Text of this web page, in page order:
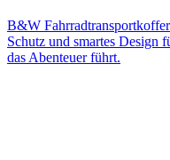
B&W
Schutz und smartes Design
das Abenteuer führt.